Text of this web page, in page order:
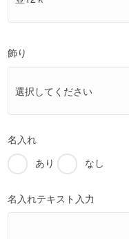
飾り
名入れ
あり
なし
名入れテキスト入力